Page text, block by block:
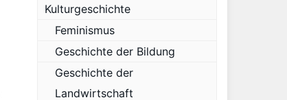
Kulturgeschichte
Feminismus
Geschichte der Bildung
Geschichte der
Landwirtschaft